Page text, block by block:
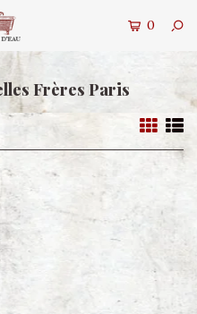
0
Frères Paris